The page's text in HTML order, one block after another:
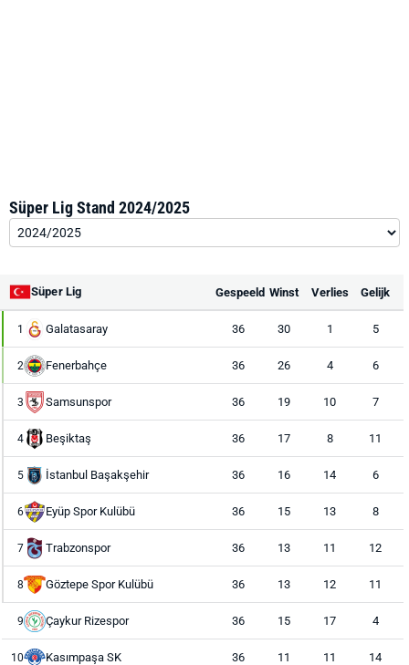
Süper Lig Stand 2024/2025
Süper Lig Gespeeld Winst Verlies Gelijk
1 Galatasaray 36 30 1 5
2 Fenerbahçe 36 26 4 6
3 Samsunspor 36 19 10 7
4 Beşiktaş 36 17 8 11
5 İstanbul Başakşehir 36 16 14 6
6 Eyüp Spor Kulübü 36 15 13 8
7 Trabzonspor 36 13 11 12
8 Göztepe Spor Kulübü 36 13 12 11
9 Çaykur Rizespor 36 15 17 4
10 Kasımpaşa SK 36 11 11 14